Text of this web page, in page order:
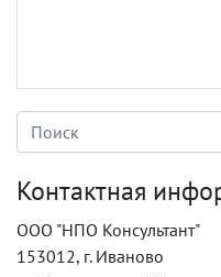
Контактная
ООО "НПО Консультант"
153012, г. Иваново